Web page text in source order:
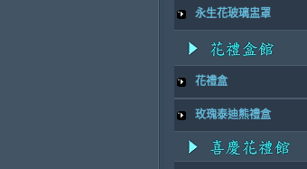
永生花玻璃盅罩
花禮盒
玫瑰泰迪熊禮盒